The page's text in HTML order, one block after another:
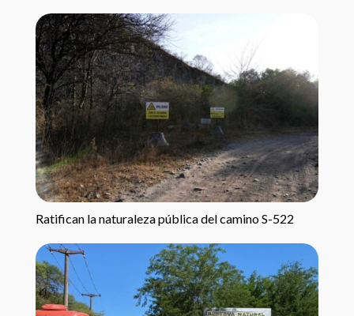
Ratifican la naturaleza pública del camino S-522